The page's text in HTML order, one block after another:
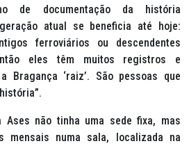
de documentação da história
atual se beneficia até hoje:
ferroviários ou descendentes
eles têm muitos registros e
Bragança ‘raiz’. São pessoas que
Ases não tinha uma sede fixa, mas
mensais numa sala, localizada na